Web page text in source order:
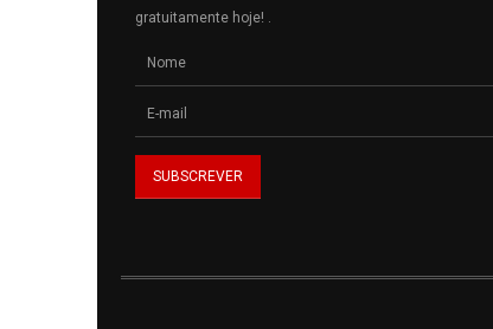
gratuitamente hoje! .